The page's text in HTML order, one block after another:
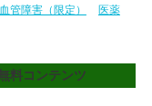
管障害（限定）
医薬
料コンテンツ